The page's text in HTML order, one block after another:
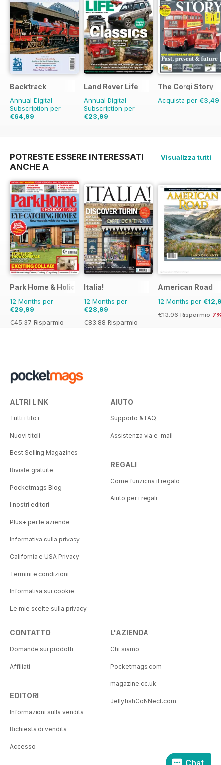
Backtrack
Annual Digital
Subscription per
€64,99
Land Rover Life
Annual Digital
Subscription per
€23,99
The Corgi Story
Acquista per €3,49
POTRESTE ESSERE INTERESSATI
ANCHE A
Visualizza tutti
Park Home & Holiday Living
12 Months per
€29,99
€45.37 Risparmio
Italia!
12 Months per
€28,99
€83.88 Risparmio
American Road
12 Months per
€13.96 Risparmio
ALTRI LINK
Tutti i titoli
Nuovi titoli
Best Selling Magazines
Riviste gratuite
Pocketmags Blog
I nostri editori
Plus+ per le aziende
Informativa sulla privacy
California e USA Privacy
Termini e condizioni
Informativa sui cookie
Le mie scelte sulla privacy
AIUTO
Supporto & FAQ
Assistenza via e-mail
REGALI
Come funziona il regalo
Aiuto per i regali
CONTATTO
Domande sui prodotti
Affiliati
EDITORI
Informazioni sulla vendita
Richiesta di vendita
Accesso
L'AZIENDA
Chi siamo
Pocketmags.com
magazine.co.uk
JellyfishCoNNect.com
Chat